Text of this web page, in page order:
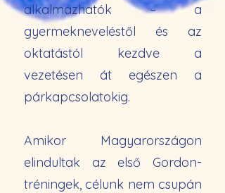
alkalmazhatók – a
gyermekneveléstől és az
oktatástól kezdve a
vezetésen át egészen a
párkapcsolatokig.
Amikor Magyarországon
elindultak az első Gordon-
tréningek, célunk nem csupán